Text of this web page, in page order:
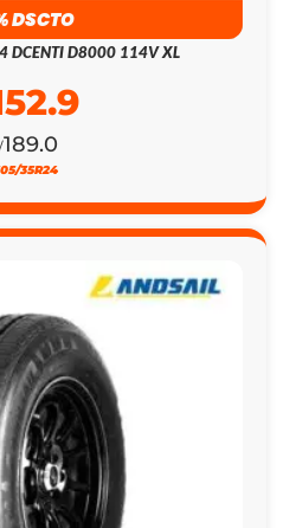
DSCTO
DCENTI D8000 114V XL
189.0
35R24